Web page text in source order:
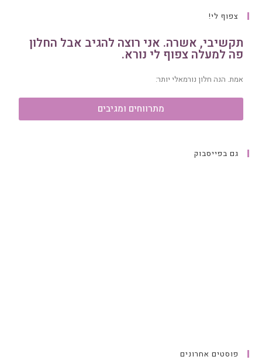
צפוף לי!
תקשיבי, אשרה. אני רוצה להגיב אבל החלון
פה למעלה צפוף לי נורא.
אמת. הנה חלון נורמאלי יותר:
מתרווחים ומגיבים
גם בפייסבוק
פוסטים אחרונים